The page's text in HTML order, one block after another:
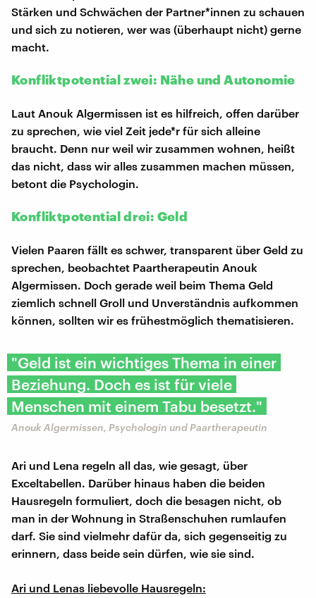
Stärken und Schwächen der Partner*innen zu schauen
und sich zu notieren, wer was (überhaupt nicht) gerne
macht.
Konfliktpotential zwei: Nähe und Autonomie
Laut Anouk Algermissen ist es hilfreich, offen darüber
zu sprechen, wie viel Zeit jede*r für sich alleine
braucht. Denn nur weil wir zusammen wohnen, heißt
das nicht, dass wir alles zusammen machen müssen,
betont die Psychologin.
Konfliktpotential drei: Geld
Vielen Paaren fällt es schwer, transparent über Geld zu
sprechen, beobachtet Paartherapeutin Anouk
Algermissen. Doch gerade weil beim Thema Geld
ziemlich schnell Groll und Unverständnis aufkommen
können, sollten wir es frühestmöglich thematisieren.
"Geld ist ein wichtiges Thema in einer
Beziehung. Doch es ist für viele
Menschen mit einem Tabu besetzt."
Anouk Algermissen, Psychologin und Paartherapeutin
Ari und Lena regeln all das, wie gesagt, über
Exceltabellen. Darüber hinaus haben die beiden
Hausregeln formuliert, doch die besagen nicht, ob
man in der Wohnung in Straßenschuhen rumlaufen
darf. Sie sind vielmehr dafür da, sich gegenseitig zu
erinnern, dass beide sein dürfen, wie sie sind.
Ari und Lenas liebevolle Hausregeln: